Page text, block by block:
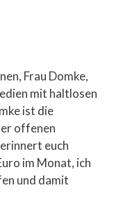
Frau Domke,
mit haltlosen
ist die
offenen
euch
im Monat, ich
und damit